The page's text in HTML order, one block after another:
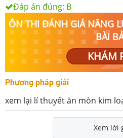
Đáp án đúng: B
ÔN THI ĐÁNH GIÁ NĂNG
BÀI
KHÁM
Phương pháp giải
xem lại lí thuyết ăn mòn kim
Xem lời